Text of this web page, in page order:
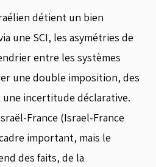
détient un bien
une SCI, les asymétries de
entre les systèmes
une double imposition, des
incertitude déclarative.
France (Israel-France
important, mais le
des faits, de la